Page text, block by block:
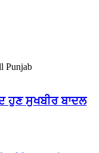
Punjab
ਹੁਣ ਸੁਖਬੀਰ ਬਾਦਲ